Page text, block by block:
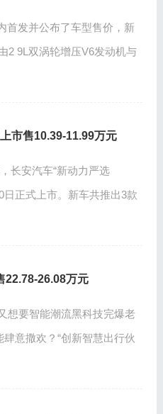
首发并公布了车型售价，新
2 9L双涡轮增压V6发动机与
市售10.39-11.99万元
长安汽车“新动力严选
日正式上市。新车共推出3款
22.78-26.08万元
想要智能潮流黑科技完爆老
意撒欢？“创新智慧出行伙